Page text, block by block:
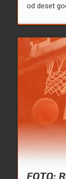
od deset
FOTO: